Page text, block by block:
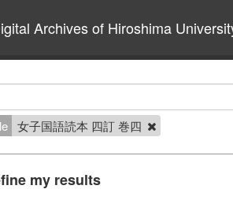
Archives of Hiroshima
女子国語読本 四訂 巻四
my results